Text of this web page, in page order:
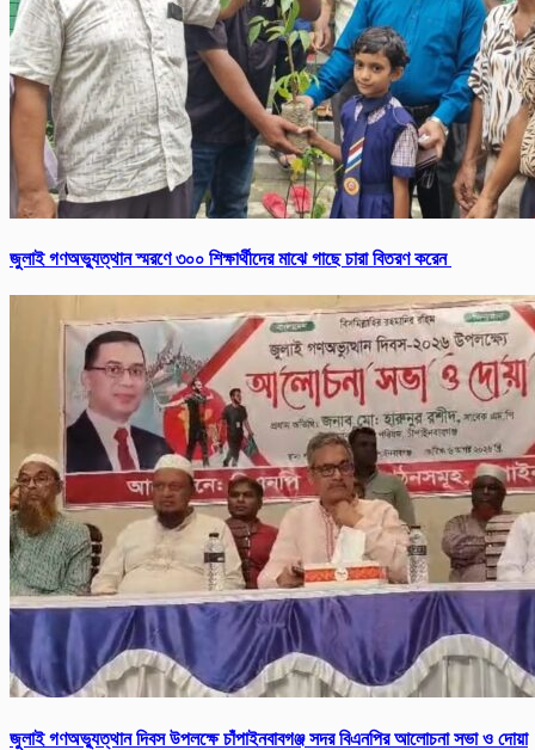
জুলাই গণঅভ্যুত্থান স্মরণে ৩০০ শিক্ষার্থীদের মাঝে গাছে চারা বিতরণ করেন
জুলাই গণঅভ্যুত্থান দিবস উপলক্ষে চাঁপাইনবাবগঞ্জ সদর বিএনপির আলোচনা সভা ও দোয়া